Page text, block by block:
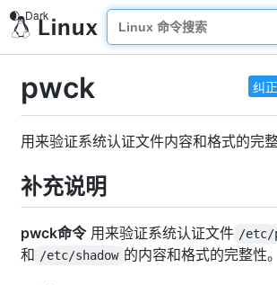
纠
pwck
用来验证系统认证文件内容和格式的完
补充说明
pwck命令用来验证系统认证文件 /etc/
和 /etc/shadow 的内容和格式的完整性。